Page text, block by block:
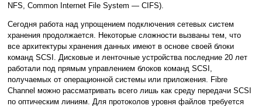
NFS, Common Internet File System — CIFS).
Сегодня работа над упрощением подключения сетевых систем
хранения продолжается. Некоторые сложности вызваны тем, что
все архитектуры хранения данных имеют в основе своей блоки
команд SCSI. Дисковые и ленточные устройства последние 20 лет
работали под прямым управлением блоков команд SCSI,
получаемых от операционной системы или приложения. Fibre
Channel можно рассматривать всего лишь как среду передачи SCSI
по оптическим линиям. Для протоколов уровня файлов требуется